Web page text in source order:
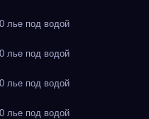
под водой
под водой
под водой
под водой